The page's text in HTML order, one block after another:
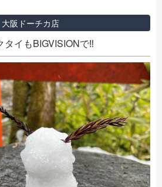
大阪ドーチカ店
イもBIGVISIONで‼